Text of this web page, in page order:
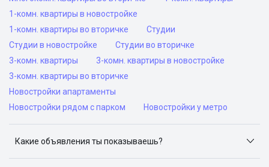
1-комн. квартиры в новостройке
1-комн. квартиры во вторичке
Студии
Студии в новостройке
Студии во вторичке
3-комн. квартиры
3-комн. квартиры в новостройке
3-комн. квартиры во вторичке
Новостройки апартаменты
Новостройки рядом с парком
Новостройки у метро
Какие объявления ты показываешь?